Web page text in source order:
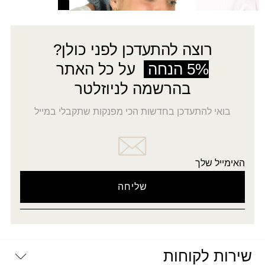
רוצה להתעדכן לפני כולן?
5% הנחה
על כל האתר
בהרשמה לניוזלטר
בואי להתעדכן בחדשות הכי מפנקות שתקבלי במייל
האימייל שלך
שירות לקוחות